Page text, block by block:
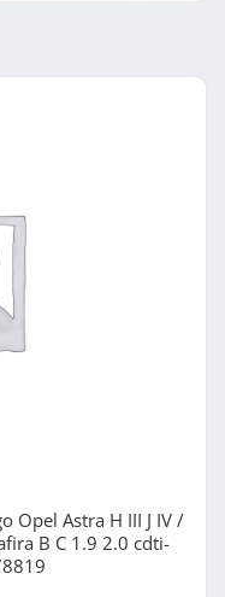
Opel Astra H III J IV /
B C 1.9 2.0 cdti-